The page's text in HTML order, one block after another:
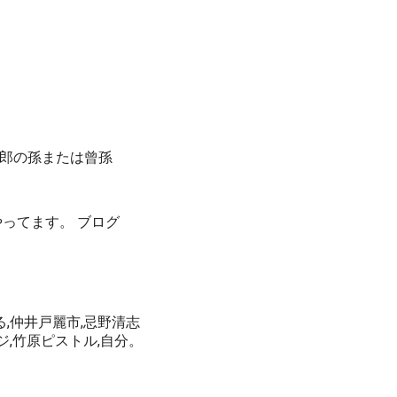
の孫または曾孫
てます。 ブログ
,仲井戸麗市,忌野清志
竹原ピストル,自分。